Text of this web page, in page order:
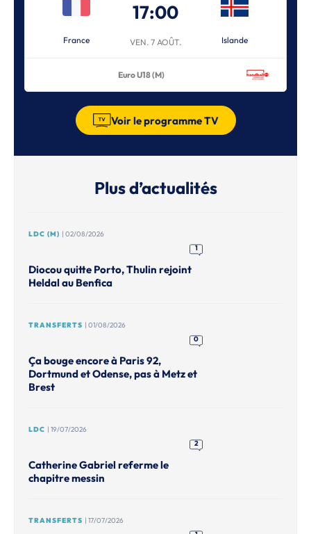
France
17:00
VEN. 7 AOÛT. Islande
Euro U18 (M)
Voir le programme TV
Plus d’actualités
LDC (M) | 02/08/2026
1
Diocou quitte Porto, Thulin rejoint
Heldal au Benfica
TRANSFERTS | 01/08/2026
0
Ça bouge encore à Paris 92,
Dortmund et Odense, pas à Metz et
Brest
LDC | 19/07/2026
2
Catherine Gabriel referme le
chapitre messin
TRANSFERTS | 17/07/2026